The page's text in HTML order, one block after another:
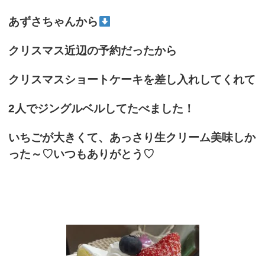
あずさちゃんから
クリスマス近辺の予約だったから
クリスマスショートケーキを差し入れしてくれて
2人でジングルベルしてたべました！
いちごが大きくて、あっさり生クリーム美味しか
った～♡いつもありがとう♡